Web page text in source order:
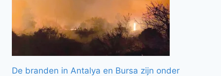
De branden in Antalya en Bursa zijn onder